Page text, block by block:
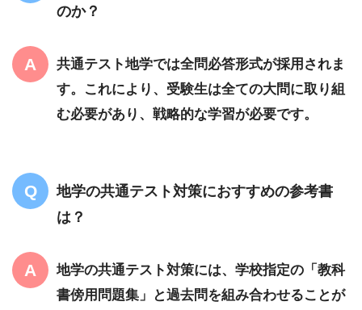
のか？
共通テスト地学では全問必答形式が採用されま
す。これにより、受験生は全ての大問に取り組
む必要があり、戦略的な学習が必要です。
地学の共通テスト対策におすすめの参考書
は？
地学の共通テスト対策には、学校指定の「教科
書傍用問題集」と過去問を組み合わせることが